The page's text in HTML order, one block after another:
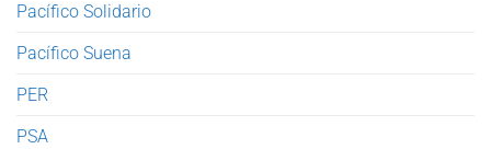
Pacífico Solidario
Pacífico Suena
PER
PSA